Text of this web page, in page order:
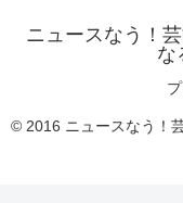
ニュースなう！
な
© 2016 ニュースなう！